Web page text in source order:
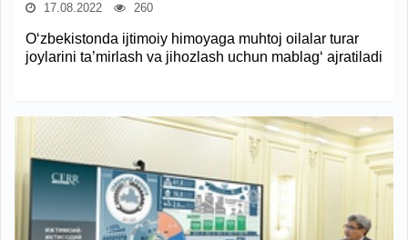
17.08.2022 260
O‘zbekistonda ijtimoiy himoyaga muhtoj oilalar turar
joylarini ta’mirlash va jihozlash uchun mablag‘ ajratiladi